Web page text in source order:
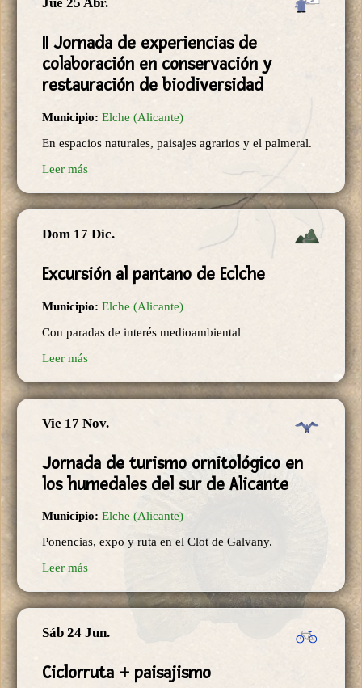
Jue 25 Abr.
II Jornada de experiencias de
colaboración en conservación y
restauración de biodiversidad
Municipio: Elche (Alicante)
En espacios naturales, paisajes agrarios y el palmeral.
Leer más
Dom 17 Dic.
Excursión al pantano de Eclche
Municipio: Elche (Alicante)
Con paradas de interés medioambiental
Leer más
Vie 17 Nov.
Jornada de turismo ornitológico en
los humedales del sur de Alicante
Municipio: Elche (Alicante)
Ponencias, expo y ruta en el Clot de Galvany.
Leer más
Sáb 24 Jun.
Ciclorruta + paisajismo